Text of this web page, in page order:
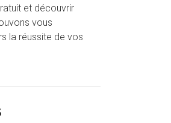
et découvrir
vous
la réussite de vos